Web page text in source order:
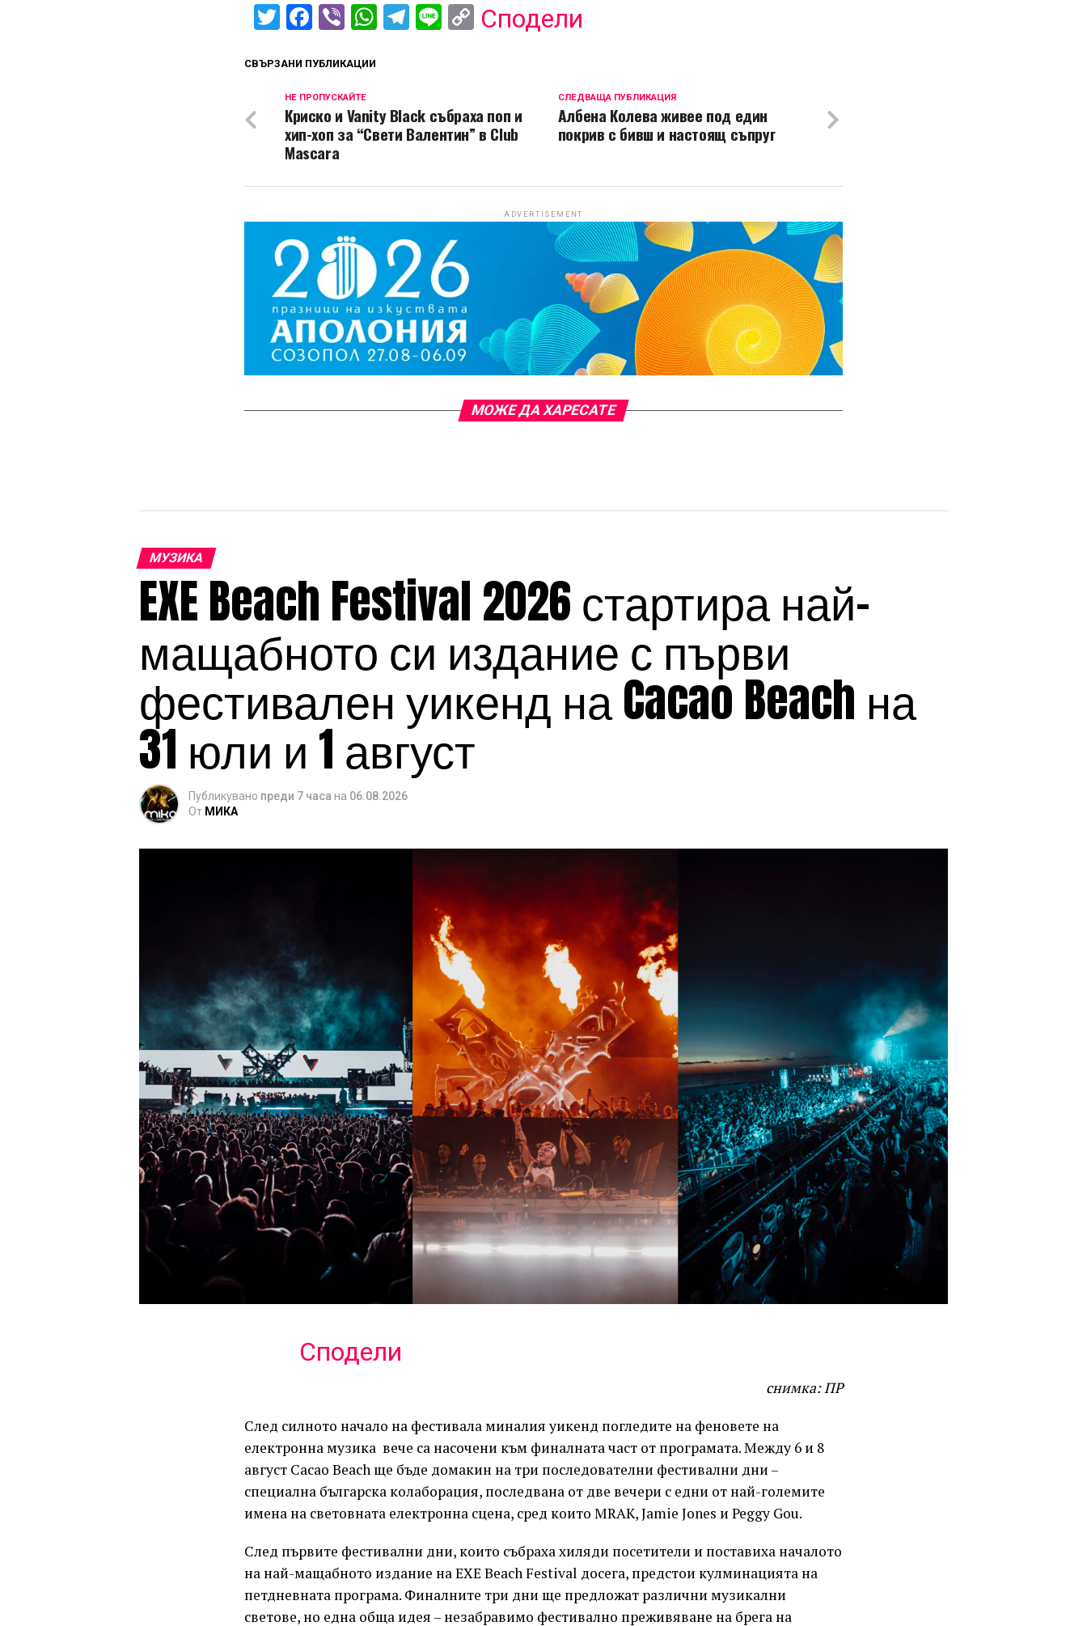
Twitter
Facebook
ViberWhatsApp
Telegram
LineCopy
Сподели
СВЪРЗАНИ ПУБЛИКАЦИИ
СЛЕДВАЩА ПУБЛИКАЦИЯ
Албена Колева живее под един
покрив с бивш и настоящ съпруг
НЕ ПРОПУСКАЙТЕ
Криско и Vanity Black събраха поп и
хип-хоп за “Свети Валентин” в Club
Mascara
ADVERTISEMENT
МОЖЕ ДА ХАРЕСАТЕ
МУЗИКА
EXE Beach Festival 2026 стартира най-
мащабното си издание с първи
фестивален уикенд на Cacao Beach на
31 юли и 1 август
Публикувано преди 7 часа на 06.08.2026
От МИКА
Сподели
снимка: ПР
След силното начало на фестивала миналия уикенд погледите на феновете на
електронна музика вече са насочени към финалната част от програмата. Между 6 и 8
август Cacao Beach ще бъде домакин на три последователни фестивални дни –
специална българска колаборация, последвана от две вечери с едни от най-големите
имена на световната електронна сцена, сред които MRAK, Jamie Jones и Peggy Gou.
След първите фестивални дни, които събраха хиляди посетители и поставиха началото
на най-мащабното издание на EXE Beach Festival досега, предстои кулминацията на
петдневната програма. Финалните три дни ще предложат различни музикални
светове, но една обща идея – незабравимо фестивално преживяване на брега на